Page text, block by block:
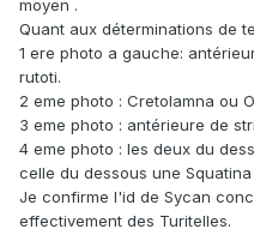
moyen .
Quant aux déterminations de
1 ere photo a gauche:
rutoti.
2 eme photo : Cretolamna ou
3 eme photo : antérieure de
4 eme photo : les deux du
celle du dessous une Squatina
Je confirme l'id de Sycan
effectivement des Turitelles.